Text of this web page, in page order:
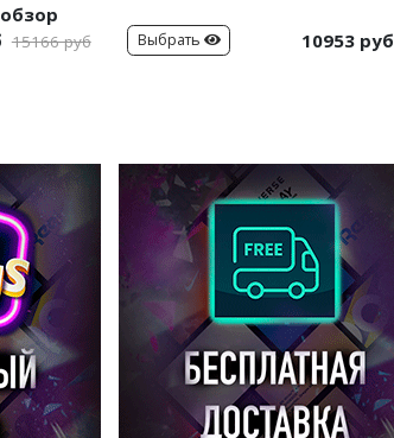
15166 руб Выбрать 10953 руб